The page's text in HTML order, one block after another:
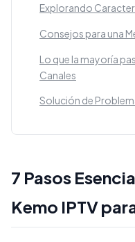
Explorando
Consejos para una
Lo que la mayoría
Canales
Solución de
7 Pasos
Kemo IPTV